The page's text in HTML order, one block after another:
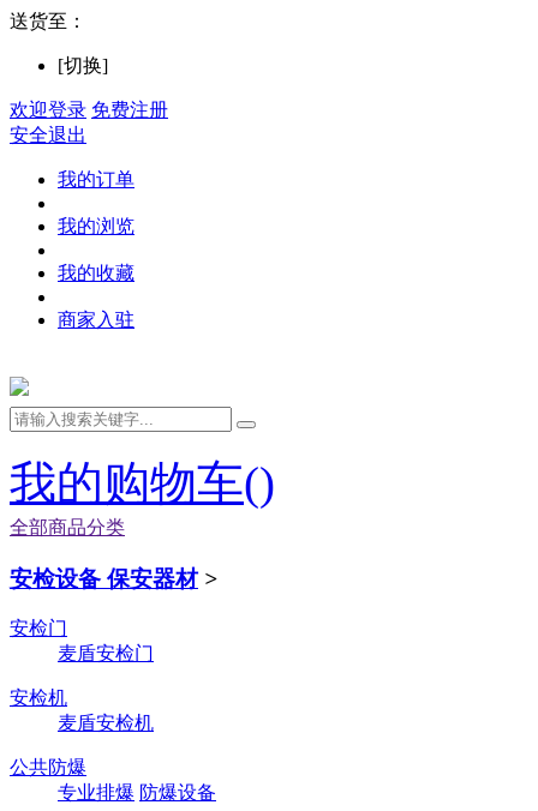
送货至：
[切换]
欢迎登录 免费注册
安全退出
我的订单
我的浏览
我的收藏
商家入驻
我的购物车()
全部商品分类
安检设备 保安器材 >
安检门
麦盾安检门
安检机
麦盾安检机
公共防爆
专业排爆 防爆设备